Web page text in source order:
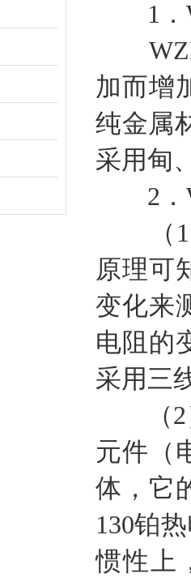
1．
WZP-
加而增
纯金属
采用甸
2．
（1
原理可
变化来
电阻的
采用三
（2）
元件（
体，它
130铂
惯性上